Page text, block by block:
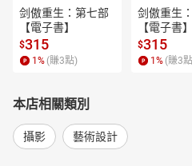
剑傲重生：第七部
【電子書】
$315
1 % (賺3點)
剑傲重生
【電子書】
$315
1 % (賺3
本店相關類別
攝影 藝術設計